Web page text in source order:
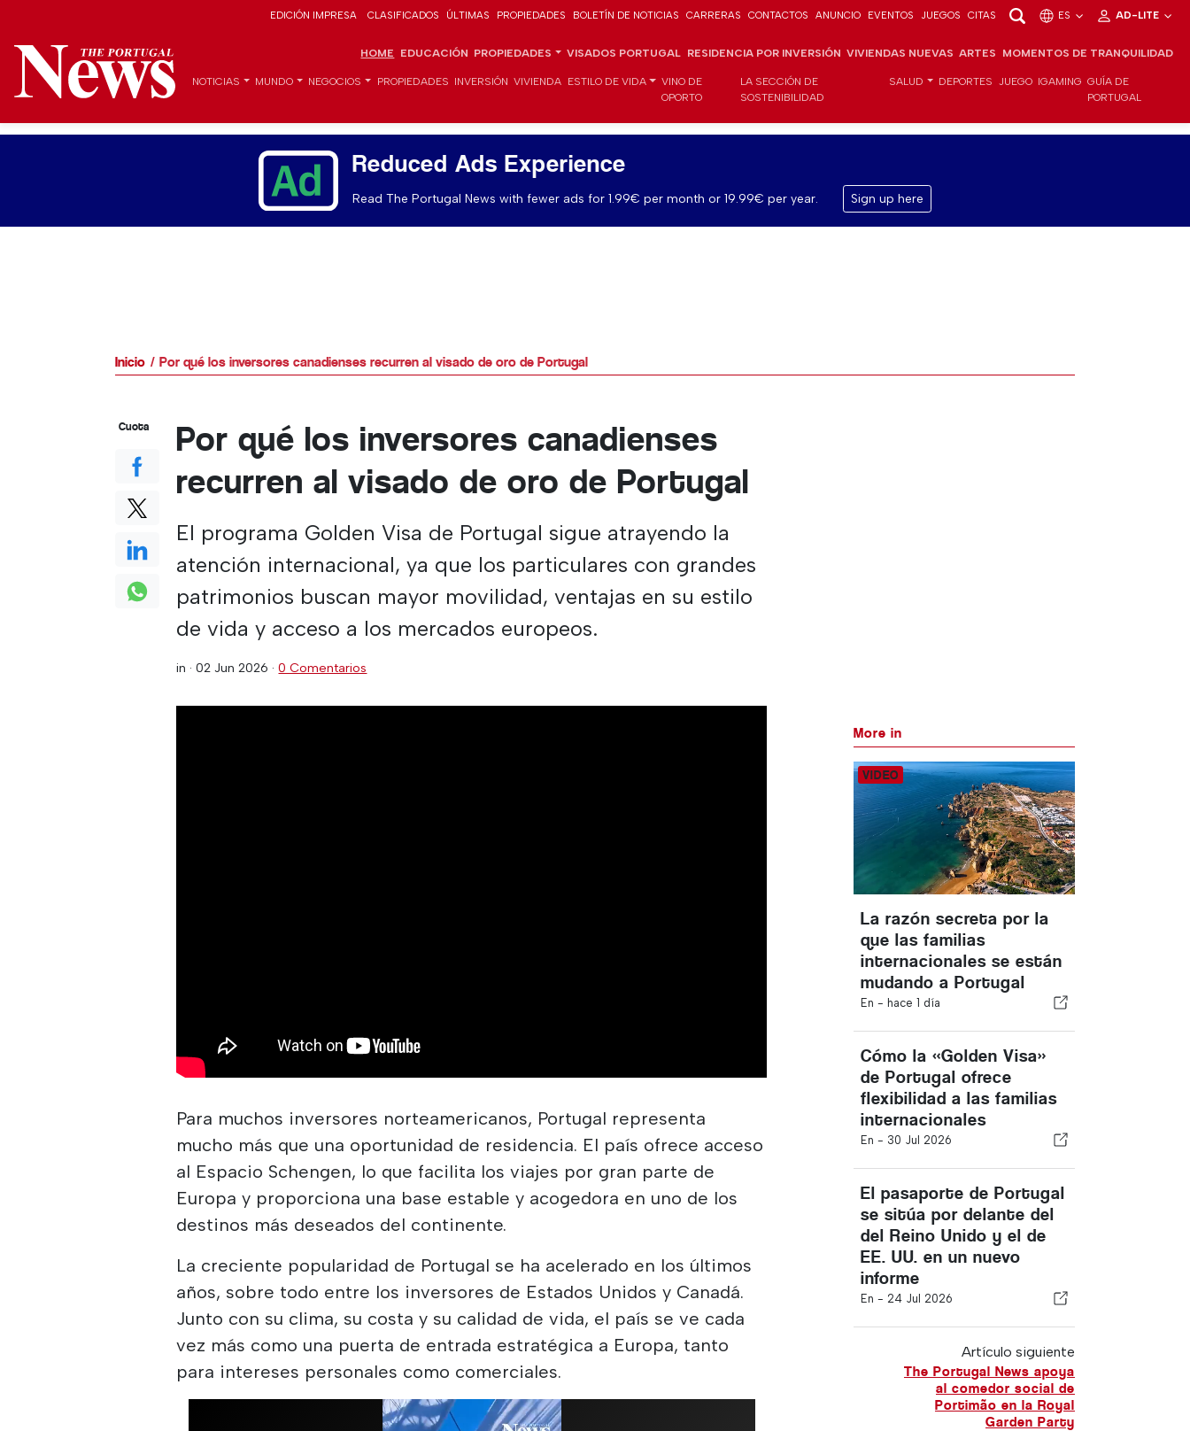
EDICIÓN IMPRESA CLASIFICADOS ÚLTIMAS PROPIEDADES BOLETÍN DE NOTICIAS CARRERAS CONTACTOS ANUNCIO EVENTOS JUEGOS CITAS ES AD-LITE
HOME EDUCACIÓN PROPIEDADES VISADOS PORTUGAL RESIDENCIA POR INVERSIÓN VIVIENDAS NUEVAS ARTES MOMENTOS DE TRANQUILIDAD
NOTICIAS MUNDO NEGOCIOS PROPIEDADES INVERSIÓN VIVIENDA ESTILO DE VIDA
VINO DE
OPORTO
LA SECCIÓN DE
SOSTENIBILIDAD
SALUD DEPORTES JUEGO IGAMING GUÍA DE
PORTUGAL
Reduced Ads Experience
Read The Portugal News with fewer ads for 1.99€ per month or 19.99€ per year. Sign up here
Inicio Por qué los inversores canadienses recurren al visado de oro de Portugal
Por qué los inversores canadienses
recurren al visado de oro de Portugal
El programa Golden Visa de Portugal sigue atrayendo la
atención internacional, ya que los particulares con grandes
patrimonios buscan mayor movilidad, ventajas en su estilo
de vida y acceso a los mercados europeos.
in ·02 Jun 2026 ·0 Comentarios
Para muchos inversores norteamericanos, Portugal representa
mucho más que una oportunidad de residencia. El país ofrece acceso
al Espacio Schengen, lo que facilita los viajes por gran parte de
Europa y proporciona una base estable y acogedora en uno de los
destinos más deseados del continente.
La creciente popularidad de Portugal se ha acelerado en los últimos
años, sobre todo entre los inversores de Estados Unidos y Canadá.
Junto con su clima, su costa y su calidad de vida, el país se ve cada
vez más como una puerta de entrada estratégica a Europa, tanto
para intereses personales como comerciales.
Cuota
More in
La razón secreta por la
que las familias
internacionales se están
mudando a Portugal
En - hace 1 día
Cómo la «Golden Visa»
de Portugal ofrece
flexibilidad a las familias
internacionales
En - 30 Jul 2026
El pasaporte de Portugal
se sitúa por delante del
del Reino Unido y el de
EE. UU. en un nuevo
informe
En - 24 Jul 2026
Artículo siguiente
The Portugal News apoya
al comedor social de
Portimão en la Royal
Garden Party